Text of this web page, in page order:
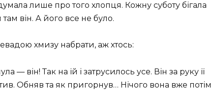
лише про того хлопця. Кожну суботу бігала
він. А його все не було.
хмизу набрати, аж хтось:
— він! Так на їй і затрусилось усе. Він за руку її
Обняв та як пригорнув… Нічого вона вже потім